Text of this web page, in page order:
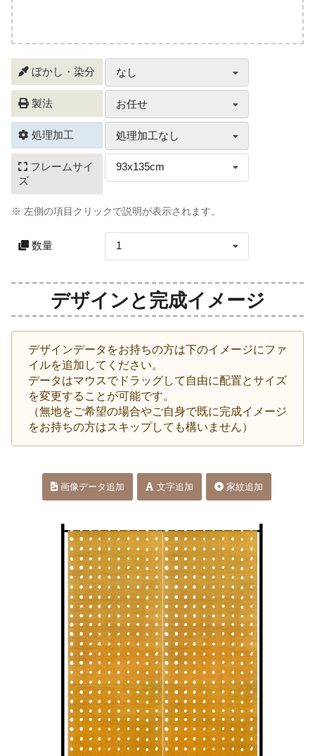
ぼかし・染分 なし
製法 お任せ
処理加工 処理加工なし
フレームサイ
ズ
93x135cm
※ 左側の項目クリックで説明が表示されます。
数量 1
デザインと完成イメージ
デザインデータをお持ちの方は下のイメージにファ
イルを追加してください。
データはマウスでドラッグして自由に配置とサイズ
を変更することが可能です。
（無地をご希望の場合やご自身で既に完成イメージ
をお持ちの方はスキップしても構いません）
画像データ追加 文字追加 家紋追加